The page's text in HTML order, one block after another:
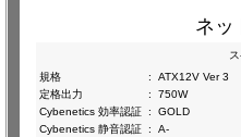
ネッ
規格
:
ATX12V Ver 3
定格出力
:
750W
Cybenetics 効率認証 :
GOLD
Cybenetics 静音認証 :
A-